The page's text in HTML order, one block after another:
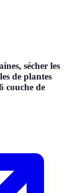
sécher les
de plantes
couche de